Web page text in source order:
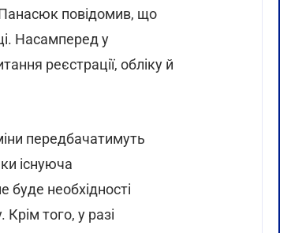
Панасюк повідомив, що
Насамперед у
реєстрації, обліку й
передбачатимуть
існуюча
необхідності
того, у разі